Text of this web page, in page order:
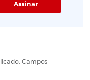
Campos